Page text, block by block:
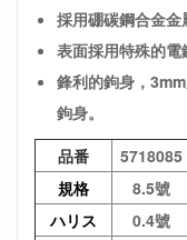
採用硼碳鋼合金金
表面採用特殊的電
鋒利的鉤身，
鉤身。
品番
5718085
規格
8.5號
ハリス
0.4號